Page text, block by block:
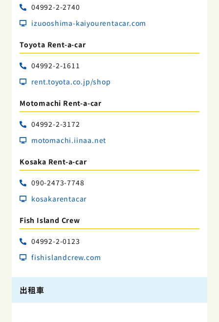
04992-2-2740
izuooshima-kaiyourentacar.com
Toyota Rent-a-car
04992-2-1611
rent.toyota.co.jp/shop
Motomachi Rent-a-car
04992-2-3172
motomachi.iinaa.net
Kosaka Rent-a-car
090-2473-7748
kosakarentacar
Fish Island Crew
04992-2-0123
fishislandcrew.com
出租車